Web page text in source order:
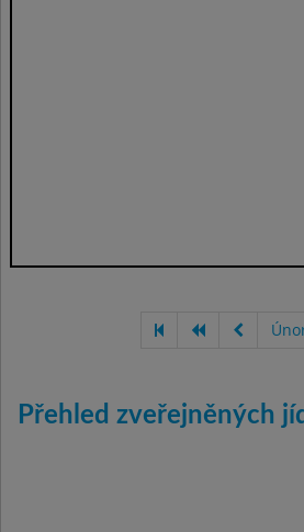
Přehled zveřejněných